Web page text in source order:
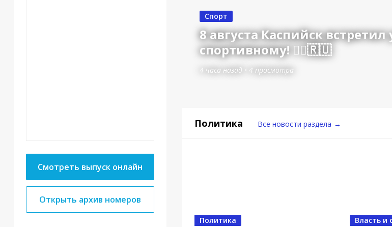
Смотреть выпуск онлайн
Открыть архив номеров
Спорт
8 августа Каспийск встретил
спортивному! 🏃‍♂️🇷🇺
4 часа назад 4 просмотра
Политика Все новости раздела →
Политика Власть и